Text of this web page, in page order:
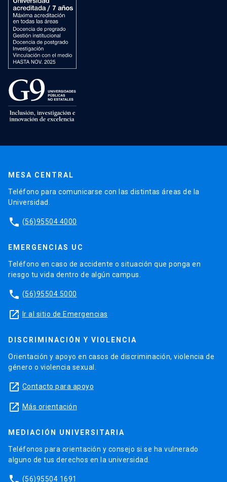
MESA CENTRAL
Teléfono para comunicarse con las distintas áreas de la
Universidad.
phone (56)95504 4000
EMERGENCIAS UC
Teléfono en caso de accidente o situación que ponga en
riesgo tu vida dentro de algún campus.
phone (56)95504 5000
launch Ir al sitio de Emergencias
DISCRIMINACIÓN Y VIOLENCIA
Orientación y apoyo en casos de discriminación, violencia de
género o violencia sexual.
launch Contacto para apoyo
launch Más orientación
MEDIACIÓN UNIVERSITARIA
Teléfonos para orientación y consejo si se ha vulnerado
alguno de tus derechos en la universidad.
(56)95504 1691